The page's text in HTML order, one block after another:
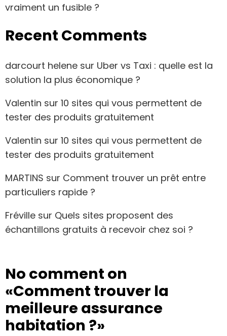
vraiment un fusible ?
Recent Comments
darcourt helene sur Uber vs Taxi : quelle est la
solution la plus économique ?
Valentin sur 10 sites qui vous permettent de
tester des produits gratuitement
Valentin sur 10 sites qui vous permettent de
tester des produits gratuitement
MARTINS sur Comment trouver un prêt entre
particuliers rapide ?
Fréville sur Quels sites proposent des
échantillons gratuits à recevoir chez soi ?
No comment on
«Comment trouver la
meilleure assurance
habitation ?»